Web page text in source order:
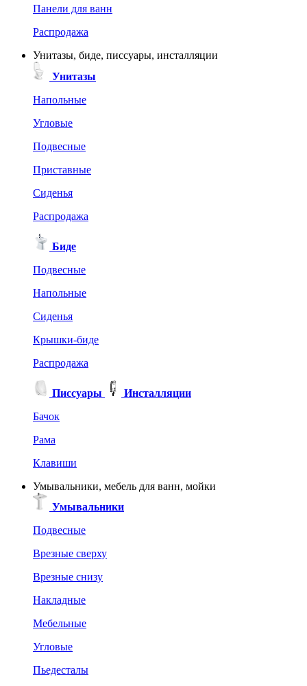
Панели для ванн
Распродажа
Унитазы, биде, писсуары, инсталляции
Унитазы
Напольные
Угловые
Подвесные
Приставные
Сиденья
Распродажа
Биде
Подвесные
Напольные
Сиденья
Крышки-биде
Распродажа
Писсуары
Инсталляции
Бачок
Рама
Клавиши
Умывальники, мебель для ванн, мойки
Умывальники
Подвесные
Врезные сверху
Врезные снизу
Накладные
Мебельные
Угловые
Пьедесталы